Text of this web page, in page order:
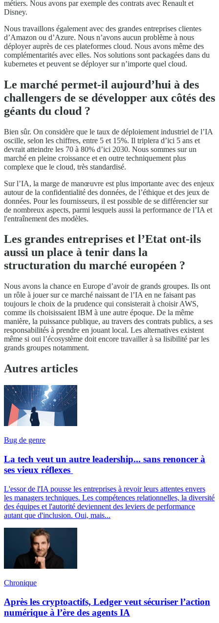
métiers. Nous avons par exemple des contrats avec Renault et
Disney.
Nous travaillons également avec des grandes entreprises clientes
d’Amazon ou d’Azure. Nous n’avons aucun problème à nous
déployer auprès de ces plateformes cloud. Nous avons même des
complémentarités avec elles. Nos solutions sont packagées dans du
kubernetes et peuvent se déployer sur n’importe quel cloud.
Le marché permet-il aujourd’hui à des
challengers de se développer aux côtés des
géants du cloud ?
Bien sûr. On considère que le taux de déploiement industriel de l’IA
oscille, selon les chiffres, entre 5 et 15%. Il triplera d’ici 5 ans et
devrait atteindre les 70 à 80% d’ici 2030. Nous sommes sur un
marché en pleine croissance et en outre techniquement plus
complexe que le cloud, très standardisé.
Sur l’IA, la marge de manœuvre est plus importante avec des enjeux
autour de la confidentialité des données, de l’éthique et des jeux de
données. Pour les fournisseurs, il est possible de se différencier sur
de nombreux aspects, parmi lesquels aussi la performance de l’IA et
l'entraînement des modèles.
Les grandes entreprises et l’Etat ont-ils
aussi un place à tenir dans la
structuration du marché européen ?
Nous avons la chance en Europe d’avoir de grands groupes. Ils ont
un rôle à jouer sur ce marché naissant de l’IA en ne faisant pas
toujours le choix de la prudence qui consisterait à choisir AWS,
comme ils choisissaient IBM à une autre époque. De la même
manière, la puissance publique, au travers des contrats publics, a ses
responsabilités à prendre en jouant local. Les alternatives existent
même si oui l’écosystème doit encore travailler à sa lisibilité par les
grands groupes notamment.
Autres articles
Bug de genre
La tech veut un autre leadership... sans renoncer à
ses vieux réflexes
L'essor de l'IA pousse les entreprises à revoir leurs attentes envers
les managers techniques. Les compétences relationnelles, la diversité
des équipes et l'autorité deviennent des leviers de performance
autant que d'inclusion. Oui, mais...
Chronique
Après les cryptoactifs, Ledger veut sécuriser l’action
numérique à l’ère des agents IA